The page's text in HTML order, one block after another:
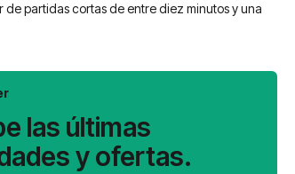
partidas cortas de entre diez minutos y una
las últimas
y ofertas.